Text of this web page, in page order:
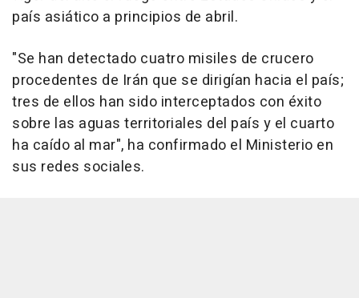
país asiático a principios de abril.
"Se han detectado cuatro misiles de crucero
procedentes de Irán que se dirigían hacia el país;
tres de ellos han sido interceptados con éxito
sobre las aguas territoriales del país y el cuarto
ha caído al mar", ha confirmado el Ministerio en
sus redes sociales.